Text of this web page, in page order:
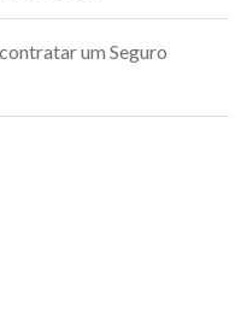
um Seguro